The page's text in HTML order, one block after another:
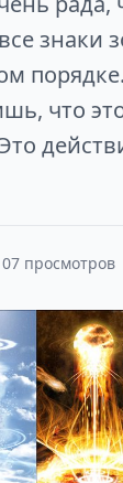
знаки
что
просмотров